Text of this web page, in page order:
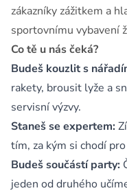
zákazníky zážitkem a
sportovnímu vybavení
Co tě u nás čeká?
Budeš kouzlit s
rakety, brousit lyže a
servisní výzvy.
Staneš se expertem:
tím, za kým si chodí
Budeš součástí party:
jeden od druhého